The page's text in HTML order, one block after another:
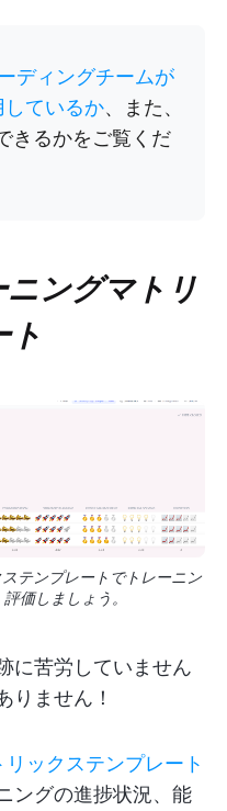
ディングチームが
ているか、また、
きるかをご覧くだ
ングマトリ
ト
テンプレートでトレーニン
価しましょう。
に苦労していません
りません！
ックステンプレート
ングの進捗状況、能